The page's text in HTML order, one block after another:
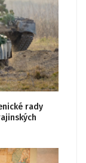
rady